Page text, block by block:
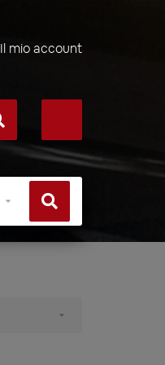
Il mio account